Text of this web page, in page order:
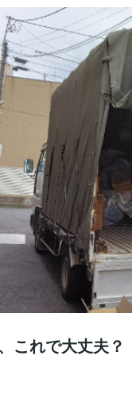
これで大丈夫